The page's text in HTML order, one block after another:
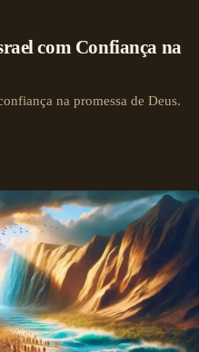
com Confiança na
na promessa de Deus.